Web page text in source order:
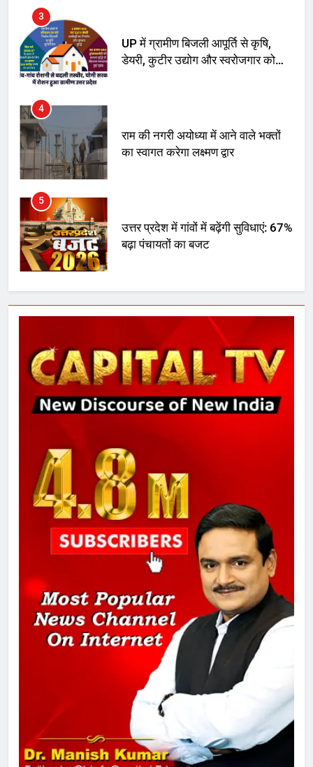
4
राम की नगरी अयोध्या में आने वाले भक्तों
का स्वागत करेगा लक्ष्मण द्वार
5
उत्तर प्रदेश में गांवों में बढ़ेंगी सुविधाएं: 67%
बढ़ा पंचायतों का बजट
6
गाजा युद्धविराम को लेकर बड़ी खबरें
7
चुनाव से पहले लालू परिवार पर बड़ा झटका,
दिल्ली कोर्ट ने IRCTC घोटाले में आरोप
तय किए
8
सुप्रीम कोर्ट ने राहुल गांधी के ‘वोट चोरी’
मां को गाली पर कोर्ट का समन जारी
1
अमर शहीद ठाकुर रोशन सिंह के नाम पर
स्वरूप रानी नेहरू चिकित्सालय का
नामकरण करने की मांग को लेकर
अनिश्चितकालीन धरना शुरू
289 एकड़ भूमि पर विकसित होगा कार्बन-
फ्री डेटा सेंटर, हजारों उच्च-कुशल
रोजगार सृजन की संभावना
UP में ग्रामीण बिजली आपूर्ति से कृषि,
डेयरी, कुटीर उद्योग और स्वरोजगार को
मिला बढ़ावा
4